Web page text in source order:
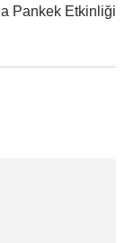
Pankek Etkinliği